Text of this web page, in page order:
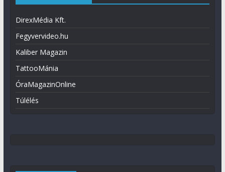
DirexMédia Kft.
Fegyvervideo.hu
Kaliber Magazin
TattooMánia
ÓraMagazinOnline
Túlélés